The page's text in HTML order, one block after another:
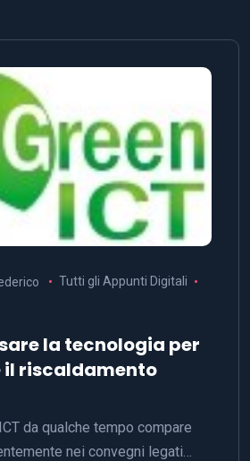
Tutti gli Appunti Digitali
la tecnologia per
riscaldamento
da qualche tempo compare
nei convegni legati…